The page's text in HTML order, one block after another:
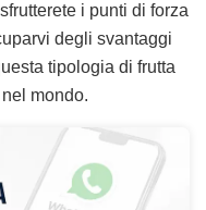
i punti di forza
degli svantaggi
tipologia di frutta
mondo.